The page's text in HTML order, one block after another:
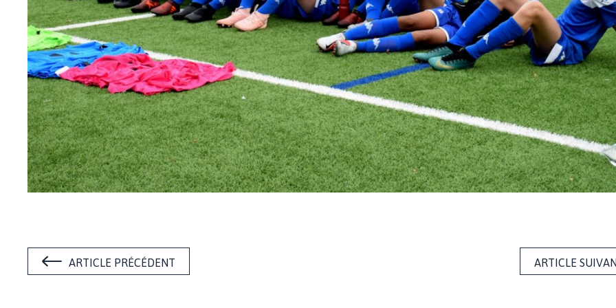
ARTICLE PRÉCÉDENT ARTICLE